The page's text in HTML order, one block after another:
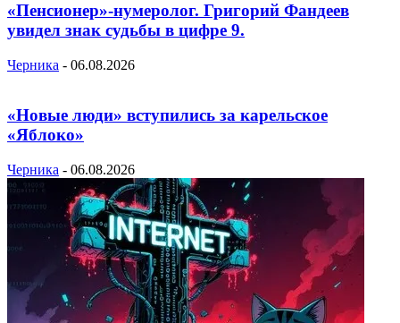
«Пенсионер»-нумеролог. Григорий Фандеев
увидел знак судьбы в цифре 9.
Черника - 06.08.2026
«Новые люди» вступились за карельское
«Яблоко»
Черника - 06.08.2026